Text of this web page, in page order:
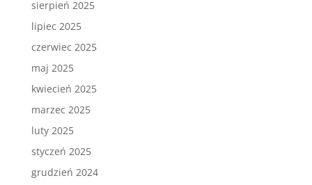
sierpień 2025
lipiec 2025
czerwiec 2025
maj 2025
kwiecień 2025
marzec 2025
luty 2025
styczeń 2025
grudzień 2024